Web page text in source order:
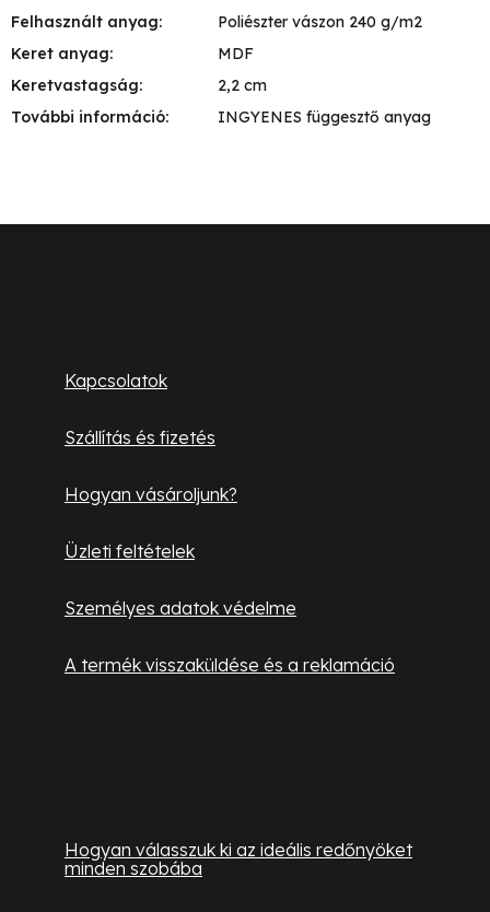
Felhasznált anyag:
Poliészter vászon 240 g/m2
Keret anyag:
MDF
Keretvastagság:
2,2 cm
További információ: INGYENES függesztő anyag
Kapcsolatok
Szállítás és fizetés
Hogyan vásároljunk?
Üzleti feltételek
Személyes adatok védelme
A termék visszaküldése és a reklamáció
Hogyan válasszuk ki az ideális redőnyöket
minden szobába